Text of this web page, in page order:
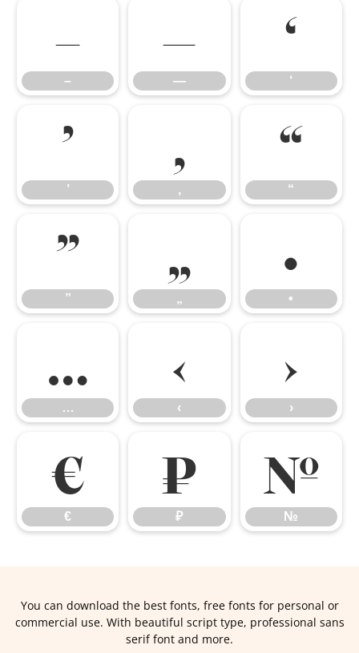
–
–
—
—
‘
‘
’
’
‚
‚
“
“
”
”
„
„
•
•
…
…
‹
‹
›
›
€
€
₽
₽
№
№
You can download the best fonts, free fonts for personal or
commercial use. With beautiful script type, professional sans
serif font and more.